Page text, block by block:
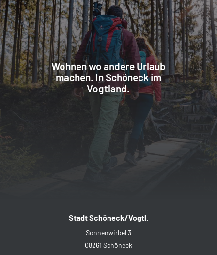
Wohnen wo andere Urlaub
machen. In Schöneck im
Vogtland.
Stadt Schöneck/Vogtl.
Sonnenwirbel 3
08261 Schöneck